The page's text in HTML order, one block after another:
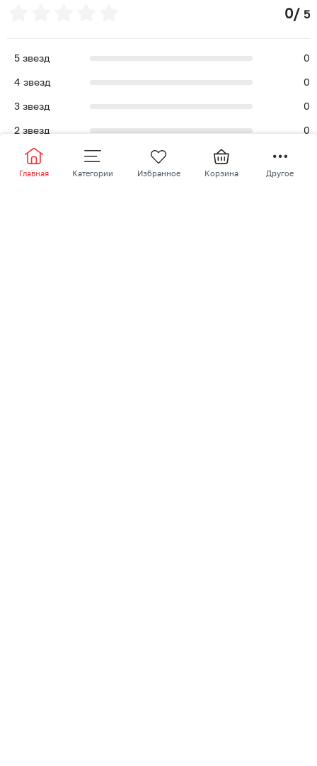
0/ 5
5 звезд
0
4 звезд
0
3 звезд
0
2 звезд
0
звезд
Главная Категории Избранное Корзина Другое